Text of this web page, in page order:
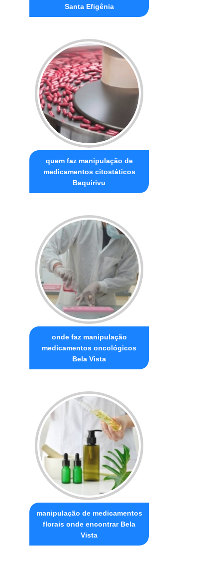
Santa Efigênia
quem faz manipulação de
medicamentos citostáticos
Baquirivu
onde faz manipulação
medicamentos oncológicos
Bela Vista
manipulação de medicamentos
florais onde encontrar Bela
Vista